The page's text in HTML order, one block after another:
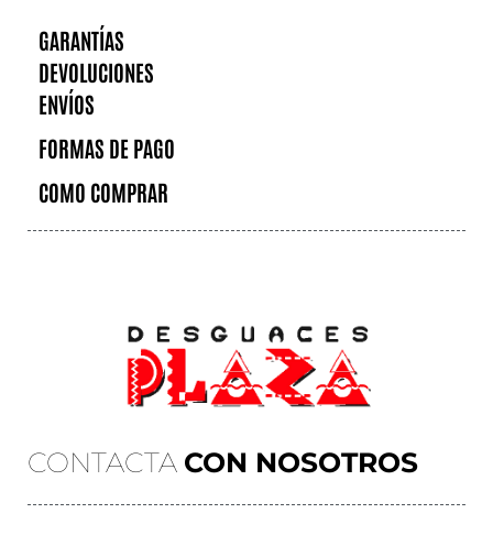
CONTACTA CON NOSOTROS
GARANTÍAS
DEVOLUCIONES
ENVÍOS
FORMAS DE PAGO
COMO COMPRAR